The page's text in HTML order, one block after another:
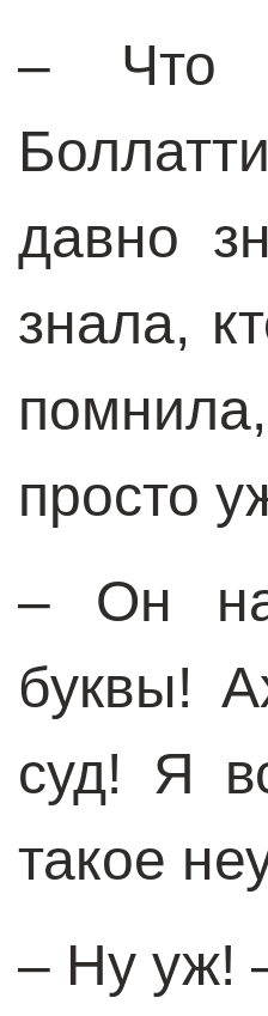
– Что
давно
знала,
просто
– Он
буквы!
суд! Я
такое
– Ну уж!